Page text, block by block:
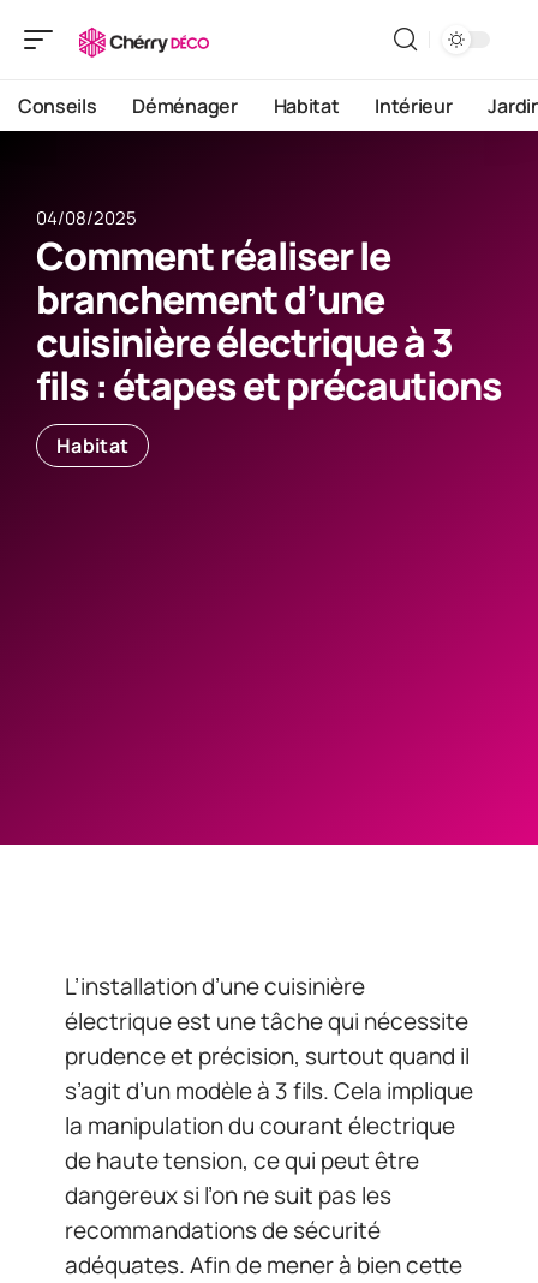
Conseils Déménager Habitat Intérieur
04/08/2025
Comment réaliser le
branchement d’une
cuisinière électrique à 3
fils : étapes et précautions
Habitat
L’installation d’une cuisinière
électrique est une tâche qui nécessite
prudence et précision, surtout quand il
s’agit d’un modèle à 3 fils. Cela implique
la manipulation du courant électrique
de haute tension, ce qui peut être
dangereux si l’on ne suit pas les
recommandations de sécurité
adéquates. Afin de mener à bien cette